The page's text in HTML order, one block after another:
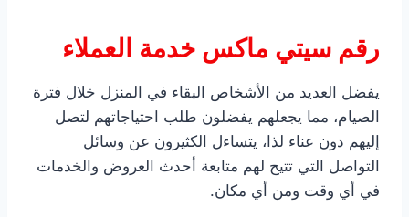
رقم سيتي ماكس خدمة العملاء
يفضل العديد من الأشخاص البقاء في المنزل خلال فترة
الصيام، مما يجعلهم يفضلون طلب احتياجاتهم لتصل
إليهم دون عناء لذا، يتساءل الكثيرون عن وسائل
التواصل التي تتيح لهم متابعة أحدث العروض والخدمات
في أي وقت ومن أي مكان.